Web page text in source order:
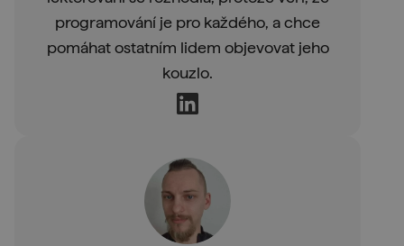
programování je pro každého, a chce
pomáhat ostatním lidem objevovat jeho
kouzlo.